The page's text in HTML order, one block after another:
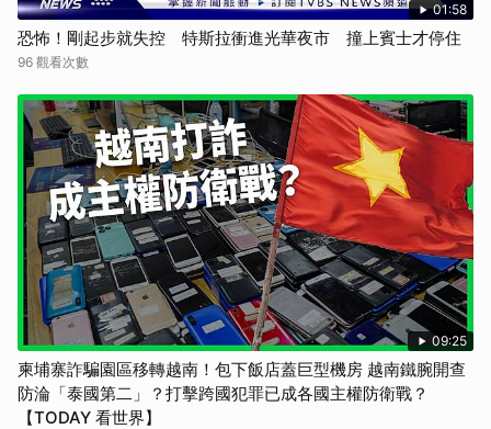
01:58
恐怖！剛起步就失控 特斯拉衝進光華夜市 撞上賓士才停住
96 觀看次數
09:25
柬埔寨詐騙園區移轉越南！包下飯店蓋巨型機房 越南鐵腕開查
防淪「泰國第二」？打擊跨國犯罪已成各國主權防衛戰？
【TODAY 看世界】